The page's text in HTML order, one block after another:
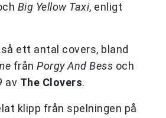
Big Yellow Taxi, enligt
ett antal covers, bland
från Porgy And Bess och
av The Clovers.
klipp från spelningen på